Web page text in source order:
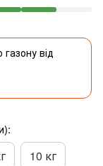
газону від
10 кг